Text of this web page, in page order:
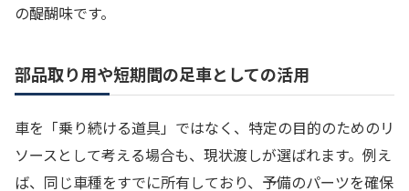
の醍醐味です。
部品取り用や短期間の足車としての活用
車を「乗り続ける道具」ではなく、特定の目的のためのリ
ソースとして考える場合も、現状渡しが選ばれます。例え
ば、同じ車種をすでに所有しており、予備のパーツを確保